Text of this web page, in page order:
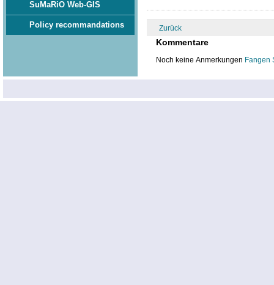
SuMaRiO Web-GIS
Policy recommandations Zurück
Kommentare
Noch keine Anmerkungen Fangen